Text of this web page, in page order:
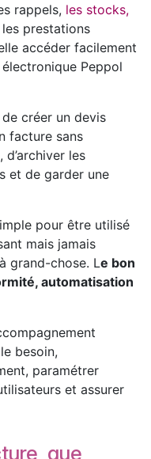
rappels, les stocks,
prestations
accéder facilement
Peppol
créer un devis
facture sans
les
et de garder une
pour être utilisé
mais jamais
grand-chose. Le bon
automatisation
besoin,
paramétrer
et assurer
que